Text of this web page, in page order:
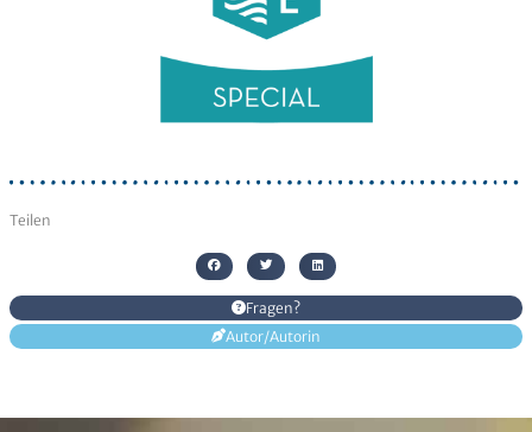
Teilen
Fragen?
Senden
Alternative:
Autor/Autorin